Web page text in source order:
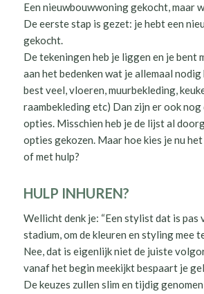
Een nieuwbouwwoning gekocht, maar
De eerste stap is gezet: je hebt een
gekocht.
De tekeningen heb je liggen en je bent
aan het bedenken wat je allemaal nodig
best veel, vloeren, muurbekleding,
raambekleding etc) Dan zijn er ook nog
opties. Misschien heb je de lijst al
opties gekozen. Maar hoe kies je nu
of met hulp?
HULP INHUREN?
Wellicht denk je: “Een stylist dat is pas
stadium, om de kleuren en styling mee
Nee, dat is eigenlijk niet de juiste
vanaf het begin meekijkt bespaart je
De keuzes zullen slim en tijdig